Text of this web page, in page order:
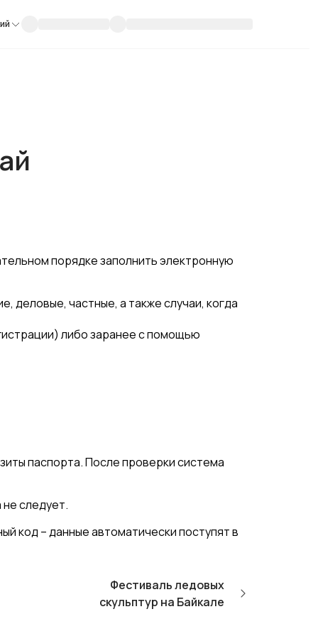
порядке заполнить электронную
деловые, частные, а также случаи, когда
либо заранее с помощью
паспорта. После проверки система
следует.
код – данные автоматически поступят в
Фестиваль ледовых
скульптур на Байкале